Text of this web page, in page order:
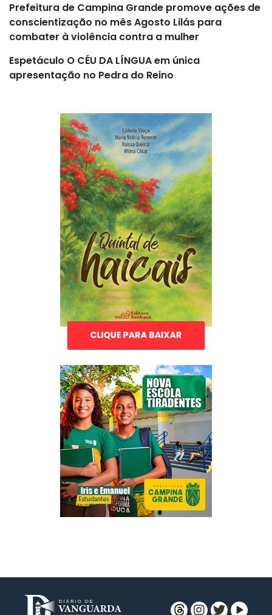
Prefeitura de Campina Grande promove ações de
conscientização no mês Agosto Lilás para
combater à violência contra a mulher
Espetáculo O CÉU DA LÍNGUA em única
apresentação no Pedra do Reino